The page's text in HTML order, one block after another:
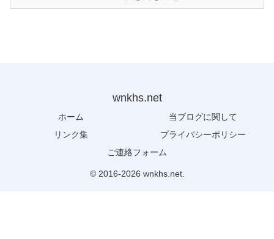
wnkhs.net
ホーム
当ブログに関して
リンク集
プライバシーポリシー
ご連絡フォーム
© 2016-2026 wnkhs.net.